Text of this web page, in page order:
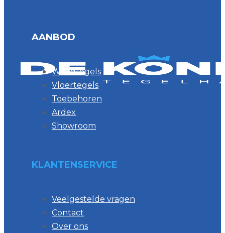
AANBOD
Wandtegels
Vloertegels
Toebehoren
Ardex
Showroom
KLANTENSERVICE
Veelgestelde vragen
Contact
Over ons